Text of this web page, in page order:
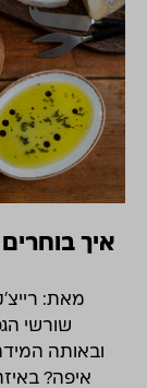
איך
מאת:
שורשי
ובאותה
איפה?